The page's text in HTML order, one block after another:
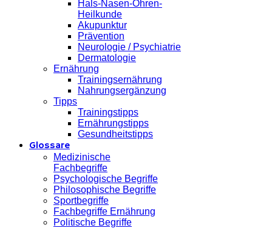
Hals-Nasen-Ohren-
Heilkunde
Akupunktur
Prävention
Neurologie / Psychiatrie
Dermatologie
Ernährung
Trainingsernährung
Nahrungsergänzung
Tipps
Trainingstipps
Ernährungstipps
Gesundheitstipps
Glossare
Medizinische
Fachbegriffe
Psychologische Begriffe
Philosophische Begriffe
Sportbegriffe
Fachbegriffe Ernährung
Politische Begriffe